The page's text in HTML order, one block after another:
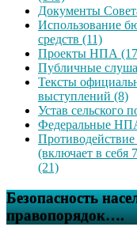
Документы
Использование
средств (11)
Проекты НПА
Публичные
Тексты
выступлений (8)
Устав сельского
Федеральные
(включает в себя
(21)
Безопасность
правопорядок….